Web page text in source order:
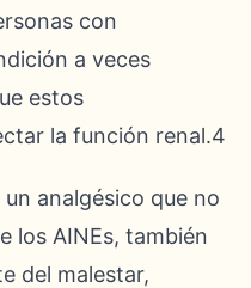
con
a veces
estos
la función renal.4
analgésico que no
los AINEs, también
del malestar,